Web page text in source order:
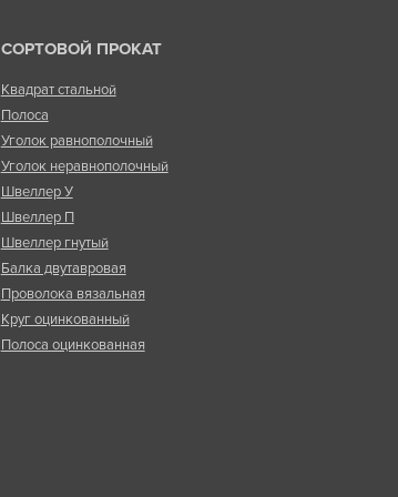
СОРТОВОЙ ПРОКАТ
Квадрат стальной
Полоса
Уголок равнополочный
Уголок неравнополочный
Швеллер У
Швеллер П
Швеллер гнутый
Балка двутавровая
Проволока вязальная
Круг оцинкованный
Полоса оцинкованная